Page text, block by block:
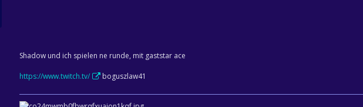
Shadow und ich spielen ne runde, mit gaststar ace
https://www.twitch.tv/ boguszlaw41